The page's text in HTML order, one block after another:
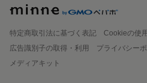
特定商取引法に基づく表記
Cookieの使
広告識別子の取得・利用
プライバシー
メディアキット